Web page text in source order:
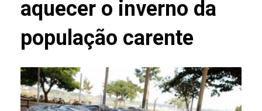
aquecer o inverno da
população carente